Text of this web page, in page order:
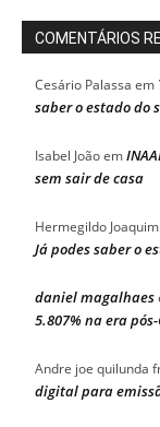
COMENTÁRIOS
Cesário Palassa em
saber o estado do
Isabel Joãoem
sem sair de casa
Hermegildo
Já podes saber o
daniel magalhaes
5.807% na era
Andre joe quilunda
digital para